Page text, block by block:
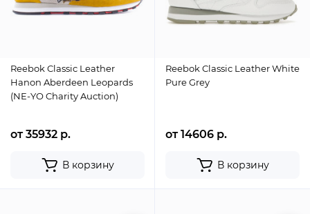
Reebok Classic Leather
Hanon Aberdeen Leopards
(NE-YO Charity Auction)
от 35932 р.
В корзину
Reebok Classic Leather White
Pure Grey
от 14606 р.
В корзину